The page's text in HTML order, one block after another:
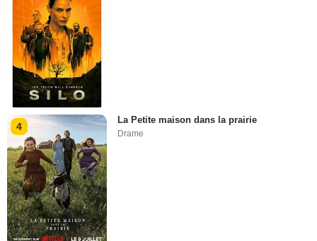
4
La Petite maison dans la prairie
Drame